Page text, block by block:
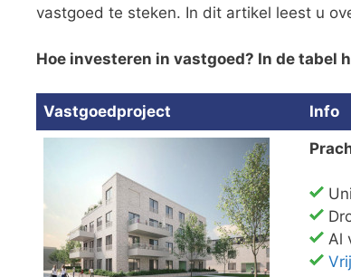
vastgoed te steken. In dit artikel leest u
Hoe investeren in vastgoed? In de
Vastgoedproject Info
Al